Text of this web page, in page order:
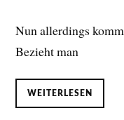
Nun allerdings
Bezieht man
WEITERLESEN